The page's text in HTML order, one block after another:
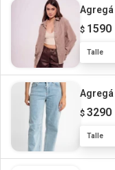
Agregá
$ 1590
Talle
Agregá
$ 3290
Talle